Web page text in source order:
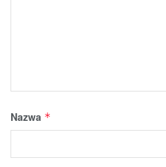
Nazwa *